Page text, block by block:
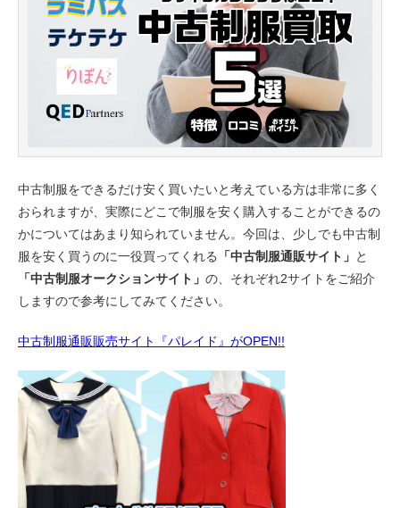
中古制服をできるだけ安く買いたいと考えている方は非常に多く
おられますが、実際にどこで制服を安く購入することができるの
かについてはあまり知られていません。今回は、少しでも中古制
服を安く買うのに一役買ってくれる
「中古制服通販サイト」 と
「中古制服オークションサイト」 の、それぞれ2サイトをご紹介
しますので参考にしてみてください。
中古制服通販販売サイト『パレイド』がOPEN!!